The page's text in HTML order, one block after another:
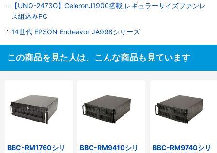
【UNO-2473G】CeleronJ1900搭載 レギュラーサイズファンレ
ス組込みPC
14世代 EPSON Endeavor JA998シリーズ
この商品を見た人は、こんな商品も見ています
BBC-RM1760シリ
BBC-RM9410シリ
BBC-RM9740シリ